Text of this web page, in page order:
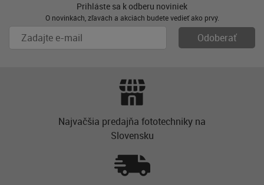
Prihláste sa k odberu noviniek
O novinkách, zľavách a akciách budete vedieť ako prvý.
Najvačšia predajňa fototechniky na
Slovensku